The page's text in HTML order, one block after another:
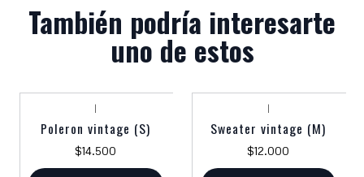
También podría interesarte
uno de estos
|
Poleron vintage (S)
$14.500
|
Sweater vintage (M)
$12.000